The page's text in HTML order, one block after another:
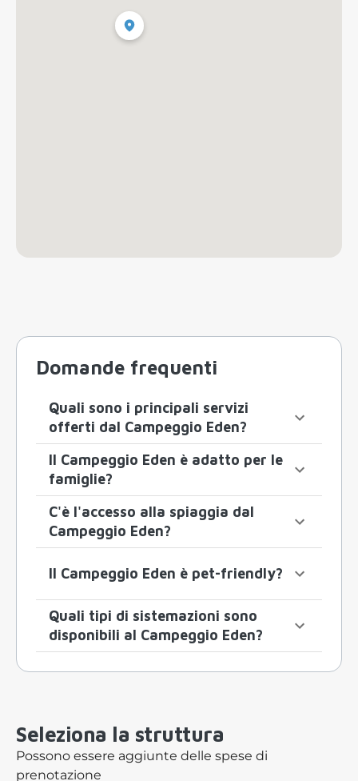
Domande frequenti
Quali sono i principali servizi
offerti dal Campeggio Eden?
Il Campeggio Eden è adatto per le
famiglie?
C'è l'accesso alla spiaggia dal
Campeggio Eden?
Il Campeggio Eden è pet-friendly?
Quali tipi di sistemazioni sono
disponibili al Campeggio Eden?
Seleziona la struttura